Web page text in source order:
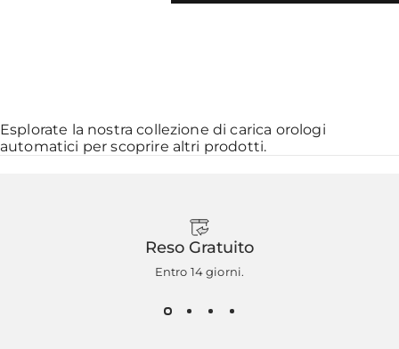
Esplorate la nostra collezione dicarica orologi
automatici per scoprire altri prodotti.
Reso Gratuito
Entro 14 giorni.